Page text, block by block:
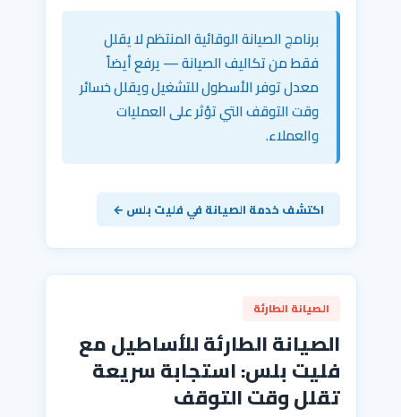
برنامج الصيانة الوقائية المنتظم لا يقلل
فقط من تكاليف الصيانة — يرفع أيضاً
معدل توفر الأسطول للتشغيل ويقلل خسائر
وقت التوقف التي تؤثر على العمليات
والعملاء.
اكتشف خدمة الصيانة في فليت بلس ←
الصيانة الطارئة
الصيانة الطارئة للأساطيل مع
فليت بلس: استجابة سريعة
تقلل وقت التوقف